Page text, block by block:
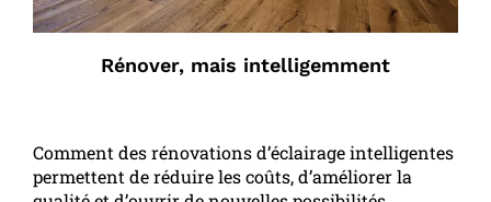
Rénover, mais intelligemment
Comment des rénovations d’éclairage intelligentes
permettent de réduire les coûts, d’améliorer la